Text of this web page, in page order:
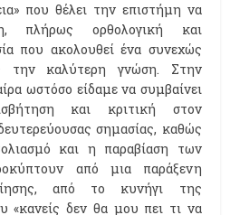
που θέλει την επιστήμη να
πλήρως ορθολογική και
που ακολουθεί ένα συνεχώς
την καλύτερη γνώση. Στην
ωστόσο είδαμε να συμβαίνει
και κριτική στον
σημασίας, καθώς
και η παραβίαση των
από μια παράξενη
από το κυνήγι της
«κανείς δεν θα μου πει τι να